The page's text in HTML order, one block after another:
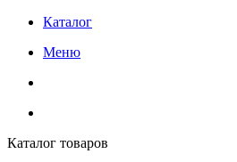
Каталог
Меню
Каталог товаров